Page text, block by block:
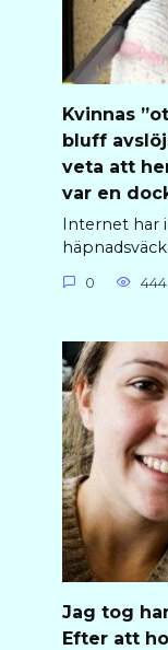
Kvinnas
bluff
veta att
var en
Internet har
0 444
Jag tog
Efter att